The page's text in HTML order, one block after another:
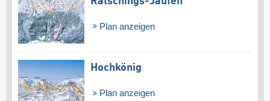
Plan anzeigen
Hochkönig
Plan anzeigen